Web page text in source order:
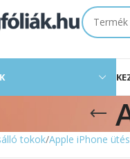
tokok Apple iPhone